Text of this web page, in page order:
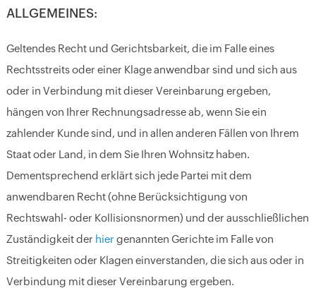
ALLGEMEINES:
Geltendes Recht und Gerichtsbarkeit, die im Falle eines
Rechtsstreits oder einer Klage anwendbar sind und sich aus
oder in Verbindung mit dieser Vereinbarung ergeben,
hängen von Ihrer Rechnungsadresse ab, wenn Sie ein
zahlender Kunde sind, und in allen anderen Fällen von Ihrem
Staat oder Land, in dem Sie Ihren Wohnsitz haben.
Dementsprechend erklärt sich jede Partei mit dem
anwendbaren Recht (ohne Berücksichtigung von
Rechtswahl- oder Kollisionsnormen) und der ausschließlichen
Zuständigkeit der hier genannten Gerichte im Falle von
Streitigkeiten oder Klagen einverstanden, die sich aus oder in
Verbindung mit dieser Vereinbarung ergeben.